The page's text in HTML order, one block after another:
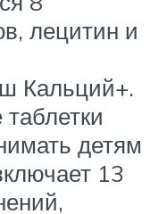
лецитин и
Кальций+.
детям
13